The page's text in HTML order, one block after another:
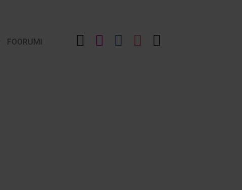
LinkedIn
Instagram
Facebook
YouTube
FOORUMI